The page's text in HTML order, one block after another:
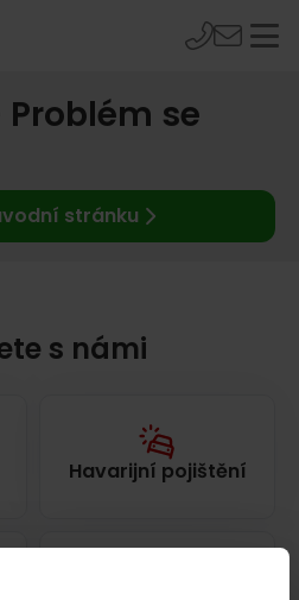
se
stránku
s námi
Havarijní pojištění